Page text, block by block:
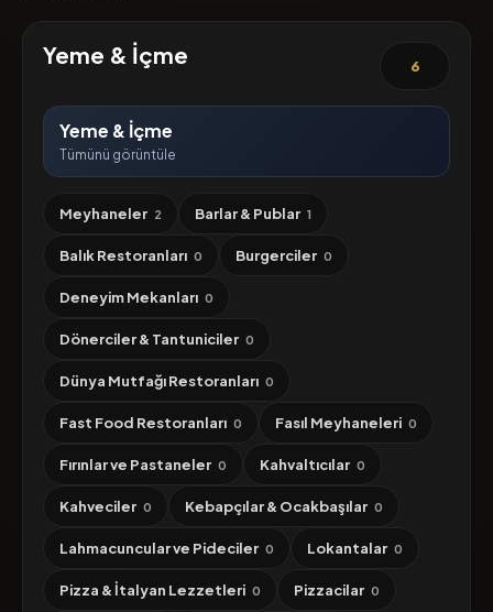
Yeme & İçme 6
Yeme & İçme
Tümünü görüntüle
Meyhaneler 2 Barlar & Publar 1
Balık Restoranları 0 Burgerciler 0
Deneyim Mekanları 0
Dönerciler & Tantuniciler 0
Dünya Mutfağı Restoranları 0
Fast Food Restoranları 0 Fasıl Meyhaneleri 0
Fırınlar ve Pastaneler 0 Kahvaltıcılar 0
Kahveciler 0 Kebapçılar & Ocakbaşılar 0
Lahmacuncular ve Pideciler 0 Lokantalar 0
Pizza & İtalyan Lezzetleri 0 Pizzacilar 0